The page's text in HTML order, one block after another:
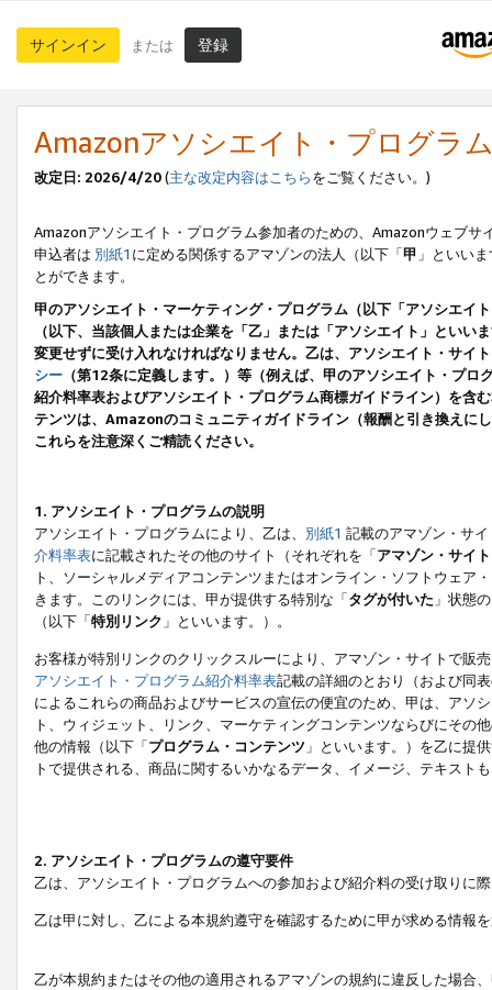
サインイン または 登録
Amazonアソシエイト・プログラ
改定日: 2026/4/20(主な改定内容はこちらをご覧ください。)
Amazonアソシエイト・プログラム参加者のための、Amazonウェブサ
申込者は 別紙1 に定める関係するアマゾンの法人（以下「甲 」といい
とができます。
甲のアソシエイト・マーケティング・プログラム（以下「アソシエイ
（以下、当該個人または企業を「乙」または「アソシエイト」とい
変更せずに受け入れなければなりません。乙は、アソシエイト・サイ
シー （第12条に定義します。）等（例えば、甲のアソシエイト・プ
紹介料率表およびアソシエイト・プログラム商標ガイドライン）を
テンツは、Amazonのコミュニティガイドライン（報酬と引き換えに
これらを注意深くご精読ください。
1. アソシエイト・プログラムの説明
アソシエイト・プログラムにより、乙は、 別紙1 記載のアマゾン・サ
介料率表に記載されたその他のサイト（それぞれを「アマゾン・サイト
ト、ソーシャルメディアコンテンツまたはオンライン・ソフトウェア
きます。このリンクには、甲が提供する特別な「タグが付いた 」状態
（以下「特別リンク 」といいます。）。
お客様が特別リンクのクリックスルーにより、アマゾン・サイトで販
アソシエイト・プログラム紹介料率表記載の詳細のとおり（および同
によるこれらの商品およびサービスの宣伝の便宜のため、甲は、アソ
ト、ウィジェット、リンク、マーケティングコンテンツならびにその
他の情報（以下「プログラム・コンテンツ 」といいます。）を乙に提
トで提供される、商品に関するいかなるデータ、イメージ、テキス
2. アソシエイト・プログラムの遵守要件
乙は、アソシエイト・プログラムへの参加および紹介料の受け取りに
乙は甲に対し、乙による本規約遵守を確認するために甲が求める情報
乙が本規約またはその他の適用されるアマゾンの規約に違反した場合